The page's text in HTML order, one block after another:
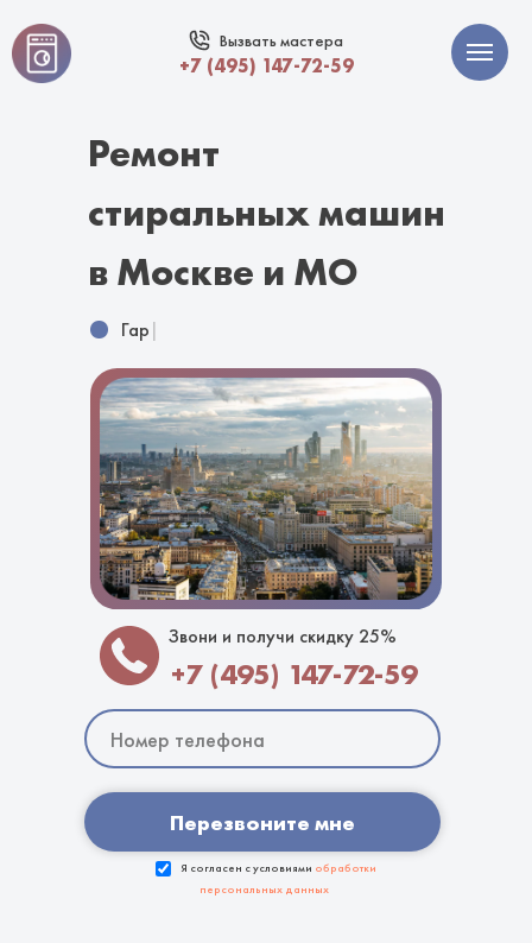
Вызвать мастера
+7 (495) 147-72-59
Гарантия 12
Перезвоните мне
Я согласен с условиями обработки
персональных данных
+7 (495) 147-72-59
Звони и получи скидку 25%
Ремонт
стиральных машин
в Москве и МО